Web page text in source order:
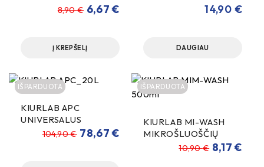
8,90€ 6,67€
Į KREPŠELĮ
METALUI 50ml14,90 €
DAUGIAU
IŠPARDUOTA
KIURLAB APC
UNIVERSALUS
VALIKLIS 20L
104,90€ 78,67€
IŠPARDUOTA
KIURLAB MI-WASH
MIKROŠLUOŠČIŲ
VALIKLIS 1000ml
10,90€ 8,17€